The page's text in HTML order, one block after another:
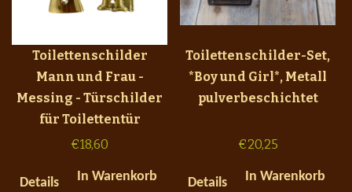
Toilettenschilder
Mann und Frau -
Messing - Türschilder
für Toilettentür
€18,60
Details In Warenkorb
Toilettenschilder-Set,
*Boy und Girl*, Metall
pulverbeschichtet
€20,25
Details In Warenkorb